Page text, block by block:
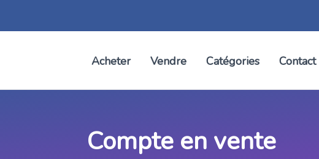
Acheter Vendre Catégories Contact
Compte en vente